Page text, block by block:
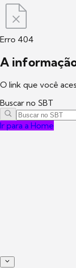
Erro 404
A
O link que você
Buscar no SBT
Ir para a Home